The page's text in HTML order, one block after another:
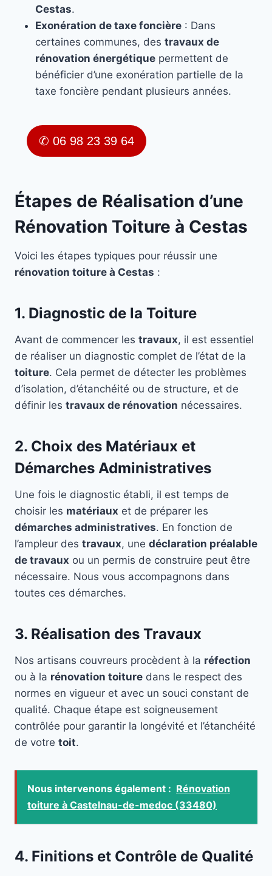
Cestas.
Exonération de taxe foncière : Dans
certaines communes, des travaux de
rénovation énergétique permettent de
bénéficier d’une exonération partielle de la
taxe foncière pendant plusieurs années.
✆ 06 98 23 39 64
Étapes de Réalisation d’une
Rénovation Toiture à Cestas
Voici les étapes typiques pour réussir une
rénovation toiture à Cestas :
1. Diagnostic de la Toiture
Avant de commencer les travaux, il est essentiel
de réaliser un diagnostic complet de l’état de la
toiture. Cela permet de détecter les problèmes
d’isolation, d’étanchéité ou de structure, et de
définir les travaux de rénovation nécessaires.
2. Choix des Matériaux et
Démarches Administratives
Une fois le diagnostic établi, il est temps de
choisir les matériaux et de préparer les
démarches administratives. En fonction de
l’ampleur des travaux, une déclaration préalable
de travaux ou un permis de construire peut être
nécessaire. Nous vous accompagnons dans
toutes ces démarches.
3. Réalisation des Travaux
Nos artisans couvreurs procèdent à la réfection
ou à la rénovation toiture dans le respect des
normes en vigueur et avec un souci constant de
qualité. Chaque étape est soigneusement
contrôlée pour garantir la longévité et l’étanchéité
de votre toit.
Nous intervenons également : Rénovation
toiture à Castelnau-de-medoc (33480)
4. Finitions et Contrôle de Qualité